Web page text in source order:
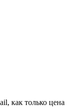
как только цена